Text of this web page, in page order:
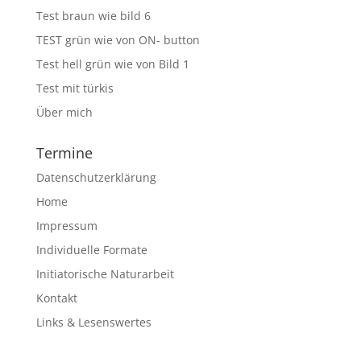
Test braun wie bild 6
TEST grün wie von ON- button
Test hell grün wie von Bild 1
Test mit türkis
Über mich
Termine
Datenschutzerklärung
Home
Impressum
Individuelle Formate
Initiatorische Naturarbeit
Kontakt
Links & Lesenswertes